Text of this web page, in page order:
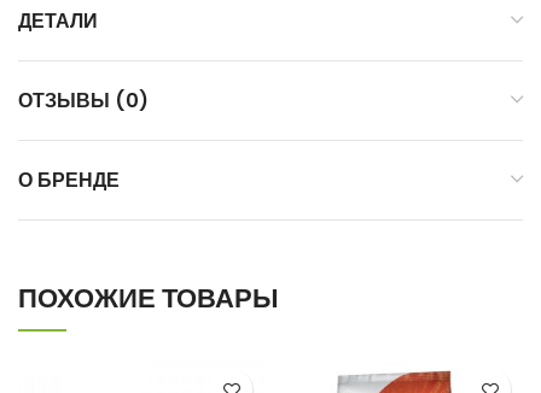
ДЕТАЛИ
ОТЗЫВЫ (0)
О БРЕНДЕ
ПОХОЖИЕ ТОВАРЫ